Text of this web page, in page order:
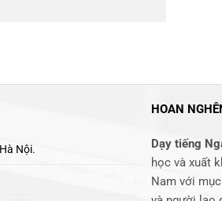
Nội.
HOAN
Dạy tiếng
học và xuất
Nam với